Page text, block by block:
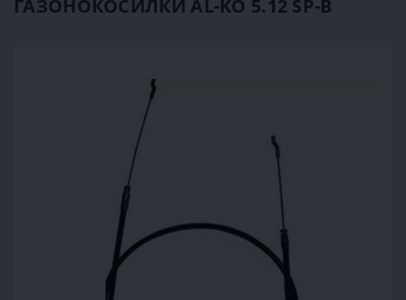
ГАЗОНОКОСИЛКИ AL-KO 5.12 SP-B